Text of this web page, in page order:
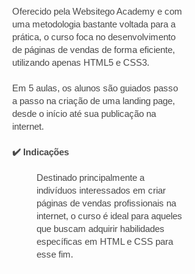
Oferecido pela Websitego Academy e com
uma metodologia bastante voltada para a
prática, o curso foca no desenvolvimento
de páginas de vendas de forma eficiente,
utilizando apenas HTML5 e CSS3.
Em 5 aulas, os alunos são guiados passo
a passo na criação de uma landing page,
desde o início até sua publicação na
internet.
✔️ Indicações
Destinado principalmente a
indivíduos interessados em criar
páginas de vendas profissionais na
internet, o curso é ideal para aqueles
que buscam adquirir habilidades
específicas em HTML e CSS para
esse fim.